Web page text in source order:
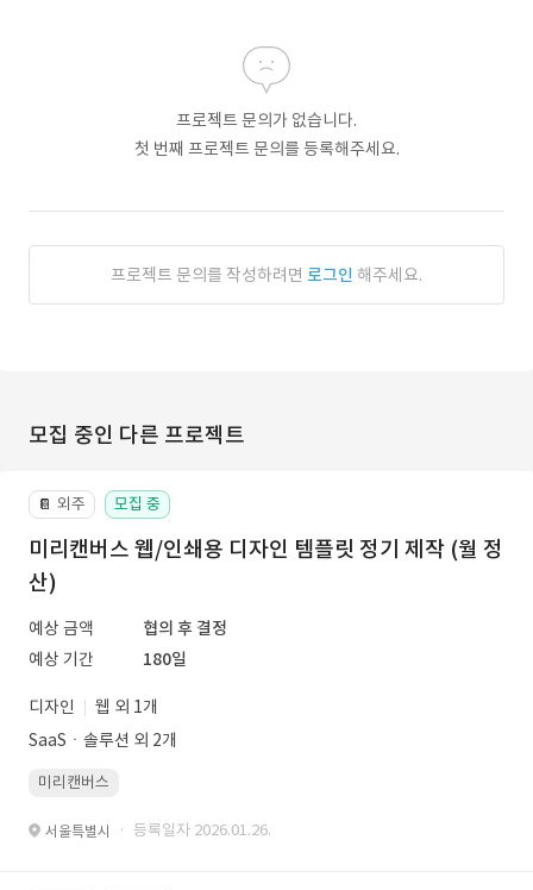
프로젝트 문의가 없습니다.
첫 번째 프로젝트 문의를 등록해주세요.
프로젝트 문의를 작성하려면 로그인 해주세요.
모집 중인 다른 프로젝트
📔 외주 모집 중
미리캔버스 웹/인쇄용 디자인 템플릿 정기 제작 (월 정
산)
예상 금액
협의 후 결정
예상 기간
180일
디자인
웹 외 1개
SaaSㆍ솔루션 외 2개
미리캔버스
서울특별시 · 등록일자 2026.01.26.